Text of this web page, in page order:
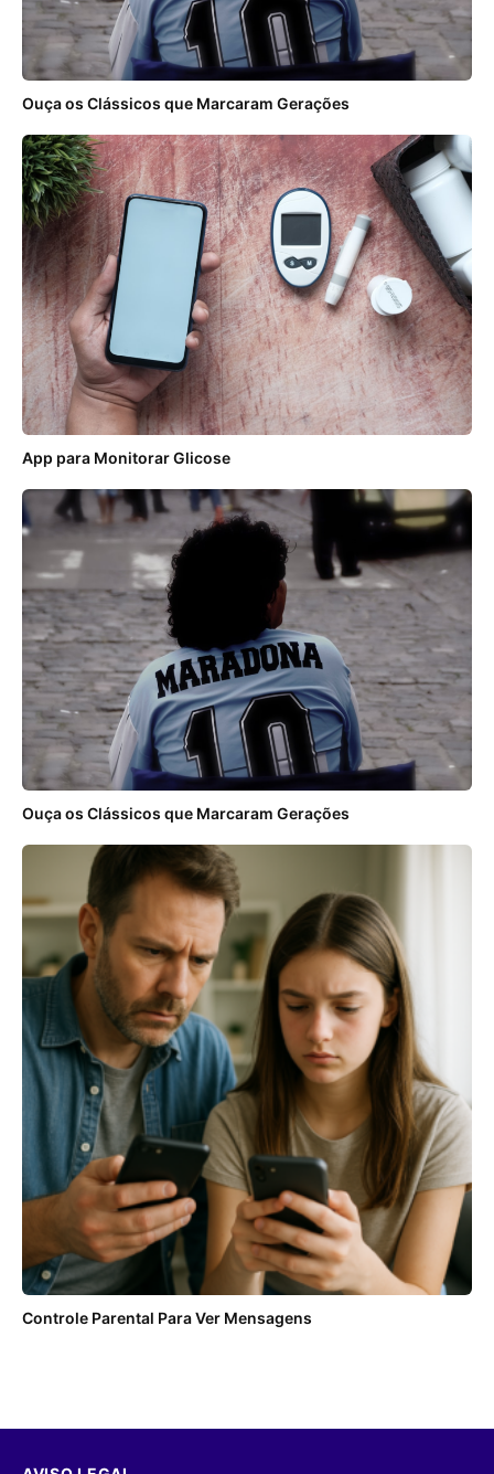
Ouça os Clássicos que Marcaram Gerações
App para Monitorar Glicose
Ouça os Clássicos que Marcaram Gerações
Controle Parental Para Ver Mensagens